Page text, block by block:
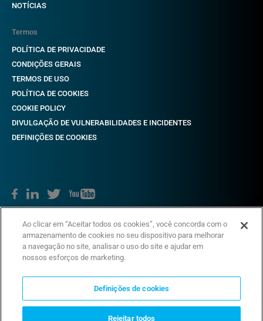
NOTÍCIAS
VAT não. 03481280265
Termos
POLÍTICA DE PRIVACIDADE
CONDIÇÕES GERAIS
TERMOS DE USO
POLÍTICA DE COOKIES
COOKIE POLICY
DIVULGAÇÃO DE VULNERABILIDADES E INCIDENTES
DEFINIÇÕES DE COOKIES
Ao clicar em “Aceitar todos os cookies”, você concorda com o
armazenamento de cookies no seu dispositivo para melhorar
a navegação no site, analisar o uso do site e ajudar em
nossos esforços de marketing.
Definições de cookies
Rejeitar todos